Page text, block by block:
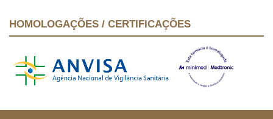
HOMOLOGAÇÕES / CERTIFICAÇÕES